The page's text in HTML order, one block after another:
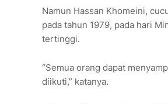
Namun Hassan Khomeini,
pada tahun 1979, pada hari
tertinggi.
“Semua orang dapat
diikuti,” katanya.